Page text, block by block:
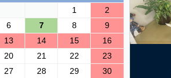
1
2
6 7 8
9
13 14 15
16
20 21 22
23
27 28 29 30